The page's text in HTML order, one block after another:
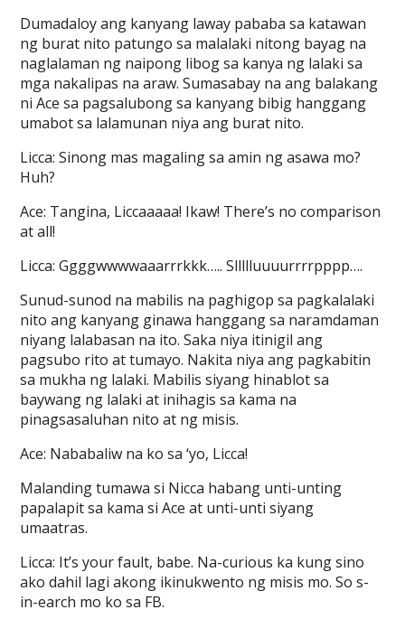
Dumadaloy ang kanyang laway pababa sa katawan
ng burat nito patungo sa malalaki nitong bayag na
naglalaman ng naipong libog sa kanya ng lalaki sa
mga nakalipas na araw. Sumasabay na ang balakang
ni Ace sa pagsalubong sa kanyang bibig hanggang
umabot sa lalamunan niya ang burat nito.
Licca: Sinong mas magaling sa amin ng asawa mo?
Huh?
Ace: Tangina, Liccaaaaa! Ikaw! There’s no comparison
at all!
Licca: Ggggwwwwaaarrrkkk….. Sllllluuuurrrrpppp….
Sunud-sunod na mabilis na paghigop sa pagkalalaki
nito ang kanyang ginawa hanggang sa naramdaman
niyang lalabasan na ito. Saka niya itinigil ang
pagsubo rito at tumayo. Nakita niya ang pagkabitin
sa mukha ng lalaki. Mabilis siyang hinablot sa
baywang ng lalaki at inihagis sa kama na
pinagsasaluhan nito at ng misis.
Ace: Nababaliw na ko sa ‘yo, Licca!
Malanding tumawa si Nicca habang unti-unting
papalapit sa kama si Ace at unti-unti siyang
umaatras.
Licca: It’s your fault, babe. Na-curious ka kung sino
ako dahil lagi akong ikinukwento ng misis mo. So s-
in-earch mo ko sa FB.